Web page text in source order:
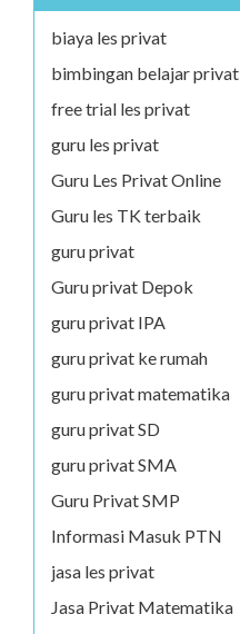
biaya les privat
bimbingan belajar privat
free trial les privat
guru les privat
Guru Les Privat Online
Guru les TK terbaik
guru privat
Guru privat Depok
guru privat IPA
guru privat ke rumah
guru privat matematika
guru privat SD
guru privat SMA
Guru Privat SMP
Informasi Masuk PTN
jasa les privat
Jasa Privat Matematika